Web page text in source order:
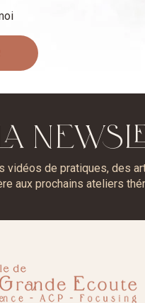
vidéos de pratiques, des
aux prochains ateliers